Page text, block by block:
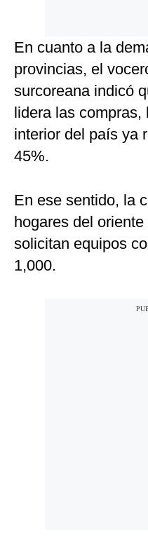
En cuanto a la
provincias, el
surcoreana indicó
lidera las compras,
interior del país ya
45%.
En ese sentido, la
hogares del
solicitan equipos
1,000.